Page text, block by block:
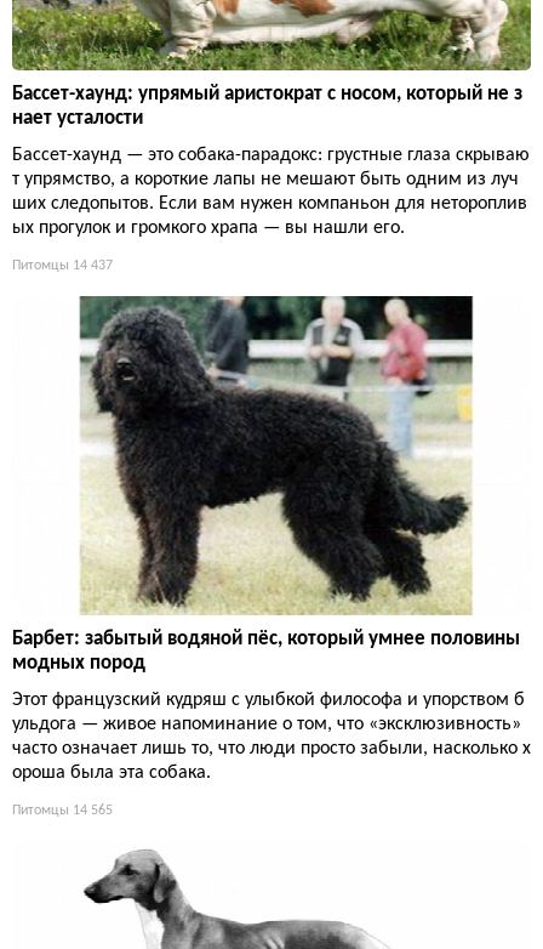
Бассет-хаунд: упрямый аристократ с носом, который не з
нает усталости
Бассет-хаунд — это собака-парадокс: грустные глаза скрываю
т упрямство, а короткие лапы не мешают быть одним из луч
ших следопытов. Если вам нужен компаньон для нетороплив
ых прогулок и громкого храпа — вы нашли его.
Питомцы 14 437
Барбет: забытый водяной пёс, который умнее половины
модных пород
Этот французский кудряш с улыбкой философа и упорством б
ульдога — живое напоминание о том, что «эксклюзивность»
часто означает лишь то, что люди просто забыли, насколько х
ороша была эта собака.
Питомцы 14 565